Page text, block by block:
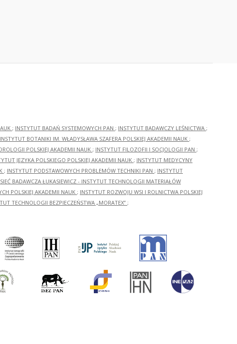
; INSTYTUT BADAŃ SYSTEMOWYCH PAN ; INSTYTUT BADAWCZY LEŚNICTWA ;
INSTYTUT BOTANIKI IM. WŁADYSŁAWA SZAFERA POLSKIEJ AKADEMII NAUK ;
POLSKIEJ AKADEMII NAUK ; INSTYTUT FILOZOFII I SOCJOLOGII PAN ;
JĘZYKA POLSKIEGO POLSKIEJ AKADEMII NAUK ; INSTYTUT MEDYCYNY
; INSTYTUT PODSTAWOWYCH PROBLEMÓW TECHNIKI PAN ; INSTYTUT
SIEĆ BADAWCZA ŁUKASIEWICZ - INSTYTUT TECHNOLOGII MATERIAŁÓW
POLSKIEJ AKADEMII NAUK ; INSTYTUT ROZWOJU WSI I ROLNICTWA POLSKIEJ
TECHNOLOGII BEZPIECZEŃSTWA „MORATEX” ;